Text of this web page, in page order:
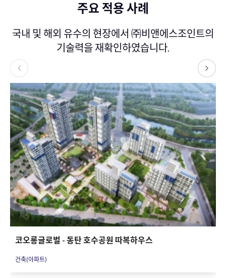
주요 적용 사례
국내 및 해외 유수의 현장에서 ㈜비앤에스조인트의
기술력을 재확인하였습니다.
코오롱글로벌 - 동탄 호수공원 따복하우스
건축(아파트)